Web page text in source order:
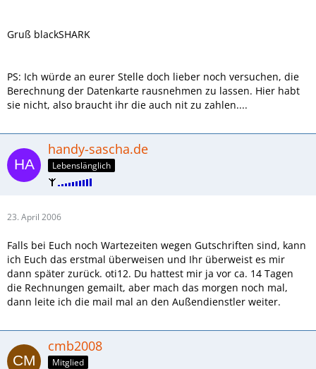
Gruß blackSHARK
PS: Ich würde an eurer Stelle doch lieber noch versuchen, die
Berechnung der Datenkarte rausnehmen zu lassen. Hier habt
sie nicht, also braucht ihr die auch nit zu zahlen....
handy-sascha.de
Lebenslänglich
23. April 2006
Falls bei Euch noch Wartezeiten wegen Gutschriften sind, kann
ich Euch das erstmal überweisen und Ihr überweist es mir
dann später zurück. oti12. Du hattest mir ja vor ca. 14 Tagen
die Rechnungen gemailt, aber mach das morgen noch mal,
dann leite ich die mail mal an den Außendienstler weiter.
cmb2008
Mitglied